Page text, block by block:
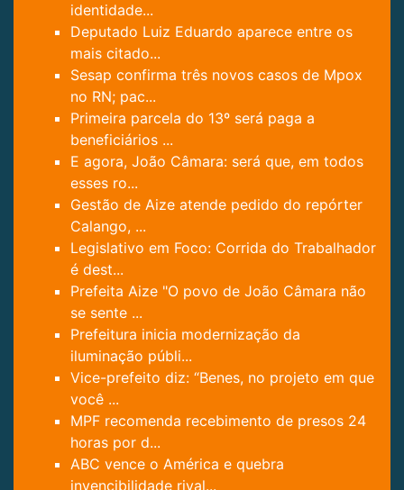
identidade...
Deputado Luiz Eduardo aparece entre os
mais citado...
Sesap confirma três novos casos de Mpox
no RN; pac...
Primeira parcela do 13º será paga a
beneficiários ...
E agora, João Câmara: será que, em todos
esses ro...
Gestão de Aize atende pedido do repórter
Calango, ...
Legislativo em Foco: Corrida do Trabalhador
é dest...
Prefeita Aize "O povo de João Câmara não
se sente ...
Prefeitura inicia modernização da
iluminação públi...
Vice-prefeito diz: “Benes, no projeto em que
você ...
MPF recomenda recebimento de presos 24
horas por d...
ABC vence o América e quebra
invencibilidade rival...